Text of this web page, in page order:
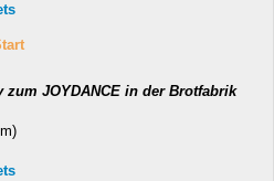
zum JOYDANCE in der Brotfabrik